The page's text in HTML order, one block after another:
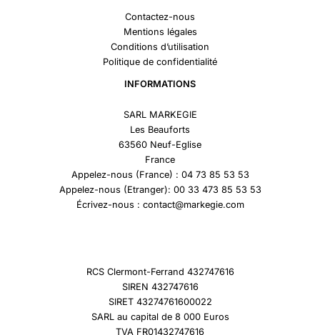
Contactez-nous
Mentions légales
Conditions d’utilisation
Politique de confidentialité
INFORMATIONS
SARL MARKEGIE
Les Beauforts
63560 Neuf-Eglise
France
Appelez-nous (France) : 04 73 85 53 53
Appelez-nous (Etranger): 00 33 473 85 53 53
Écrivez-nous : contact@markegie.com
RCS Clermont-Ferrand 432747616
SIREN 432747616
SIRET 43274761600022
SARL au capital de 8 000 Euros
TVA FR01432747616